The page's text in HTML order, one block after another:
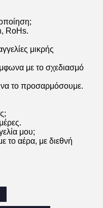
RoHs.
μικρής
με το σχεδιασμό
το προσαρμόσουμε.
μου;
το αέρα, με διεθνή